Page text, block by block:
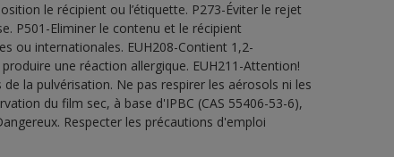
le récipient ou l’étiquette. P273-Éviter le rejet
P501-Eliminer le contenu et le récipient
ou internationales. EUH208-Contient 1,2-
une réaction allergique. EUH211-Attention!
la pulvérisation. Ne pas respirer les aérosols ni les
du film sec, à base d'IPBC (CAS 55406-53-6),
Respecter les précautions d'emploi